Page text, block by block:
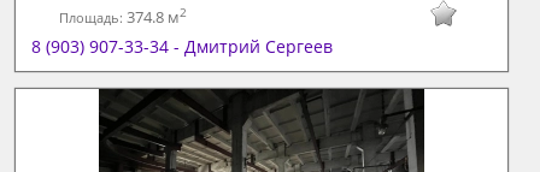
Площадь:374.8 м2
8 (903) 907-33-34 - Дмитрий Сергеев